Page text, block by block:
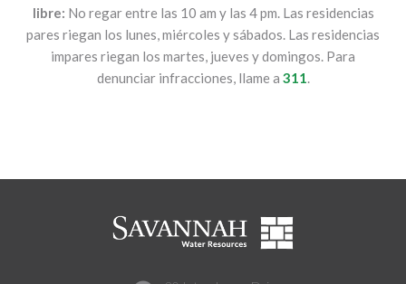
libre: No regar entre las 10 am y las 4 pm. Las residencias
pares riegan los lunes, miércoles y sábados. Las residencias
impares riegan los martes, jueves y domingos. Para
denunciar infracciones, llame a 311.